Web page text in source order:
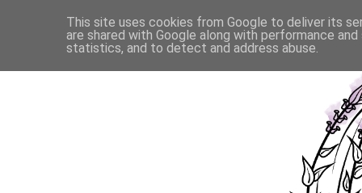
This site uses cookies from Google to deliver its
are shared with Google along with performance
statistics, and to detect and address abuse.